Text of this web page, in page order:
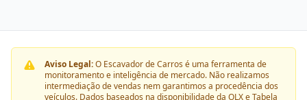
Aviso Legal:O Escavador de Carros é uma ferramenta de
monitoramento e inteligência de mercado. Não realizamos
intermediação de vendas nem garantimos a procedência dos
veículos. Dados baseados na disponibilidade da OLX e Tabela